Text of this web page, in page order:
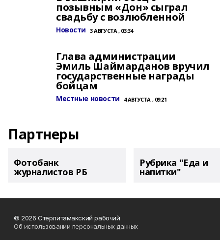
позывным «Дон» сыграл
свадьбу с возлюбленной
Новости 3 АВГУСТА , 03:34
Глава администрации
Эмиль Шаймарданов вручил
государственные награды
бойцам
Местные новости 4 АВГУСТА , 09:21
Партнеры
Фотобанк
журналистов РБ
Рубрика "Еда и
напитки"
© 2026 Стерлитамакский рабочий
Об использовании персональных данных